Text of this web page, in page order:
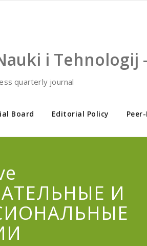
i Tehnologij
quarterly journal
Board Editorial Policy
И